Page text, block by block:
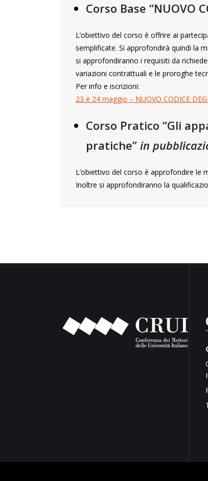
Corso Base “NUOVO
L’obiettivo del corso è offrire ai
semplificate. Si approfondirà quindi la
si approfondiranno i requisiti da
variazioni contrattuali e le proroghe
Per info e iscrizioni:
23 e 24 maggio – NUOVO CODICE
Corso Pratico “Gli
pratiche” in
L’obiettivo del corso è approfondire le
Inoltre si approfondiranno la